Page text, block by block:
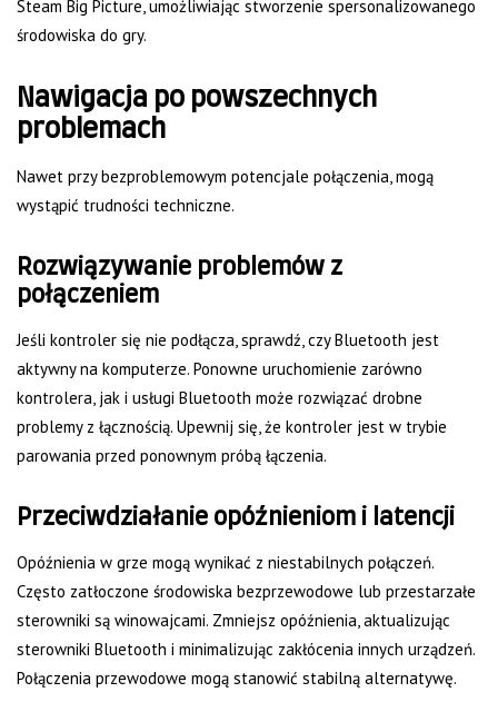
Steam Big Picture, umożliwiając stworzenie spersonalizowanego
środowiska do gry.
Nawigacja po powszechnych
problemach
Nawet przy bezproblemowym potencjale połączenia, mogą
wystąpić trudności techniczne.
Rozwiązywanie problemów z
połączeniem
Jeśli kontroler się nie podłącza, sprawdź, czy Bluetooth jest
aktywny na komputerze. Ponowne uruchomienie zarówno
kontrolera, jak i usługi Bluetooth może rozwiązać drobne
problemy z łącznością. Upewnij się, że kontroler jest w trybie
parowania przed ponownym próbą łączenia.
Przeciwdziałanie opóźnieniom i latencji
Opóźnienia w grze mogą wynikać z niestabilnych połączeń.
Często zatłoczone środowiska bezprzewodowe lub przestarzałe
sterowniki są winowajcami. Zmniejsz opóźnienia, aktualizując
sterowniki Bluetooth i minimalizując zakłócenia innych urządzeń.
Połączenia przewodowe mogą stanowić stabilną alternatywę.